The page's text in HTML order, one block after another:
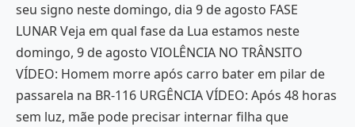
seu signo neste domingo, dia 9 de agosto FASE
LUNAR Veja em qual fase da Lua estamos neste
domingo, 9 de agosto VIOLÊNCIA NO TRÂNSITO
VÍDEO: Homem morre após carro bater em pilar de
passarela na BR-116 URGÊNCIA VÍDEO: Após 48 horas
sem luz, mãe pode precisar internar filha que